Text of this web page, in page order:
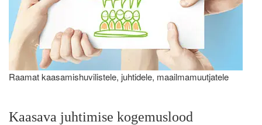
Raamat kaasamishuvilistele, juhtidele, maailmamuutjatele
Kaasava juhtimise kogemuslood